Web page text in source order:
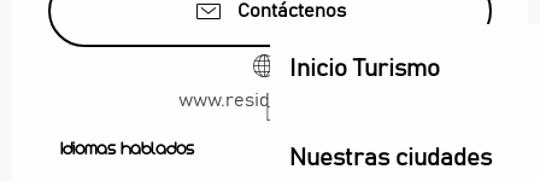
Inicio Turismo
Nuestras ciudades
Contáctenos
www.residhome.com
Idiomas hablados
Idiomas hablados